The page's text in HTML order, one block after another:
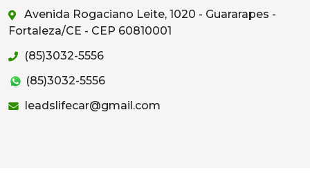
Avenida Rogaciano Leite, 1020 - Guararapes -
Fortaleza/CE - CEP 60810001
(85)3032-5556
(85)3032-5556
leadslifecar@gmail.com